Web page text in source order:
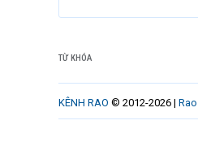
TỪ KHÓA
KÊNH RAO © 2012-2026 |